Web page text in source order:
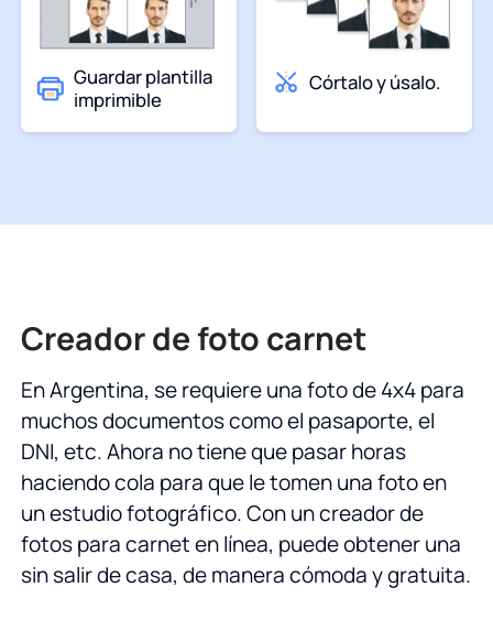
Guardar plantilla
imprimible
Córtalo y úsalo.
Creador de foto carnet
En Argentina, se requiere una foto de 4x4 para
muchos documentos como el pasaporte, el
DNI, etc. Ahora no tiene que pasar horas
haciendo cola para que le tomen una foto en
un estudio fotográfico. Con un creador de
fotos para carnet en línea, puede obtener una
sin salir de casa, de manera cómoda y gratuita.